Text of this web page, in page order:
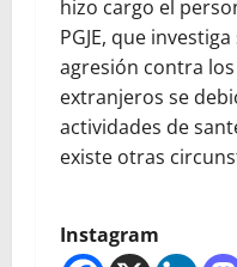
hizo cargo el
PGJE, que investiga
agresión contra los
extranjeros se
actividades de
existe otras
Instagram